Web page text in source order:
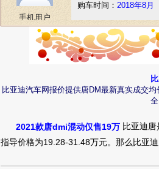
手机用户
18850150382
购车时间： 2018年8月
唐DM2018款
购车时间：2018年8月
购车时间：2018年8月
比亚迪汽车网报价提供唐DM最新真实成交
2021款唐dmi混动仅售19万 比亚迪
指导价格为19.28-31.48万元。那么比亚